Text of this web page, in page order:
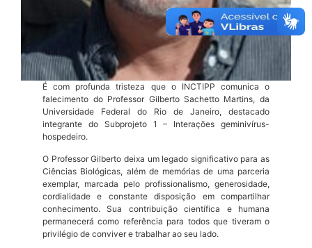
É com profunda tristeza que o INCTIPP comunica o
falecimento do Professor Gilberto Sachetto Martins, da
Universidade Federal do Rio de Janeiro, destacado
integrante do Subprojeto 1 – Interações geminivírus-
hospedeiro.
O Professor Gilberto deixa um legado significativo para as
Ciências Biológicas, além de memórias de uma parceria
exemplar, marcada pelo profissionalismo, generosidade,
cordialidade e constante disposição em compartilhar
conhecimento. Sua contribuição científica e humana
permanecerá como referência para todos que tiveram o
privilégio de conviver e trabalhar ao seu lado.